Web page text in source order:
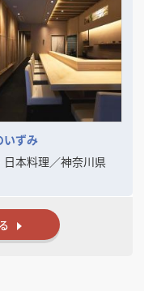
いずみ
日本料理／神奈川県